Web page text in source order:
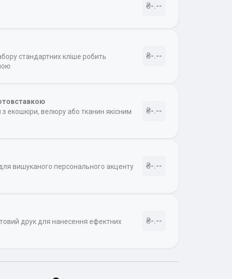
₴-.--
стандартних кліше робить
₴-.--
екошкіри, велюру або тканин якісним
₴-.--
вишуканого персонального акценту
₴-.--
друк для нанесення ефектних
₴-.--